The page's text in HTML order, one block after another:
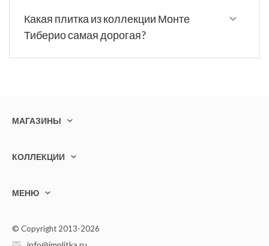
Какая плитка из коллекции Монте
Тиберио самая дорогая?
МАГАЗИНЫ
КОЛЛЕКЦИИ
МЕНЮ
© Copyright 2013-2026